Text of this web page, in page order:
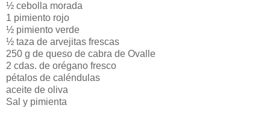
½ cebolla morada
1 pimiento rojo
½ pimiento verde
½ taza de arvejitas frescas
250 g de queso de cabra de Ovalle
2 cdas. de orégano fresco
pétalos de caléndulas
aceite de oliva
Sal y pimienta